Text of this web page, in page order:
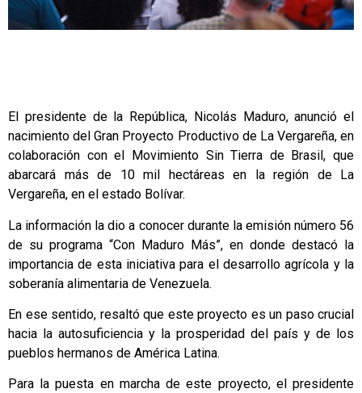
El presidente de la República, Nicolás Maduro, anunció el
nacimiento del Gran Proyecto Productivo de La Vergareña, en
colaboración con el Movimiento Sin Tierra de Brasil, que
abarcará más de 10 mil hectáreas en la región de La
Vergareña, en el estado Bolívar.
La información la dio a conocer durante la emisión número 56
de su programa “Con Maduro Más”, en donde destacó la
importancia de esta iniciativa para el desarrollo agrícola y la
soberanía alimentaria de Venezuela.
En ese sentido, resaltó que este proyecto es un paso crucial
hacia la autosuficiencia y la prosperidad del país y de los
pueblos hermanos de América Latina.
Para la puesta en marcha de este proyecto, el presidente